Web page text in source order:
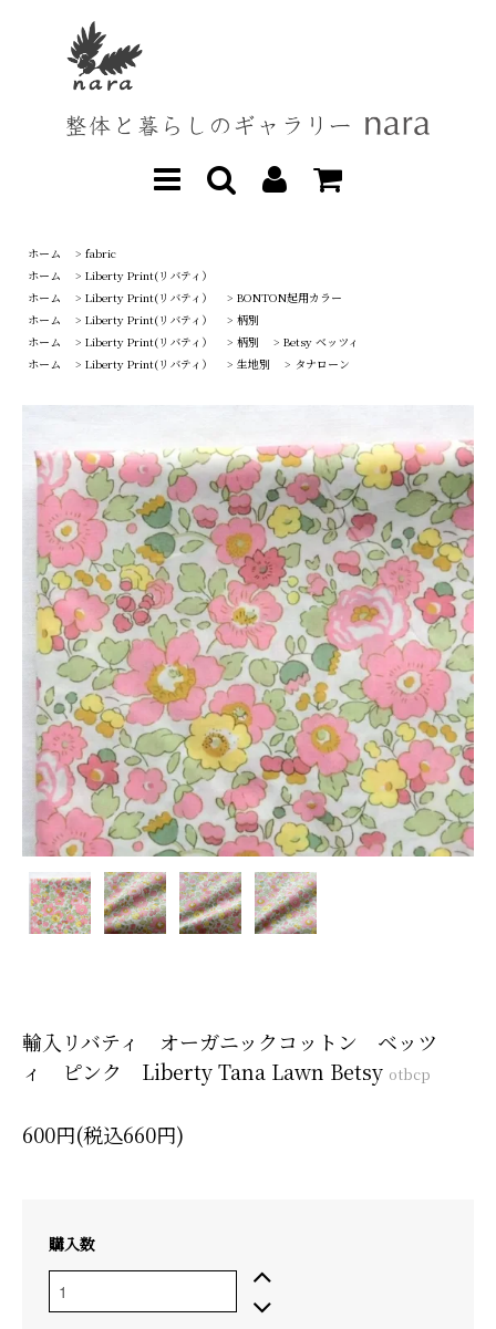
ホーム > fabric
ホーム
> Liberty Print(リバティ）
ホーム
> Liberty Print(リバティ） > BONTON起用カラー
ホーム
> Liberty Print(リバティ） > 柄別
ホーム
> Liberty Print(リバティ） > 柄別 > Betsy ベッツィ
ホーム
> Liberty Print(リバティ） > 生地別 > タナローン
輸入リバティ オーガニックコットン ベッツ
ィ ピンク Liberty Tana Lawn Betsy otbcp
600円(税込660円)
購入数